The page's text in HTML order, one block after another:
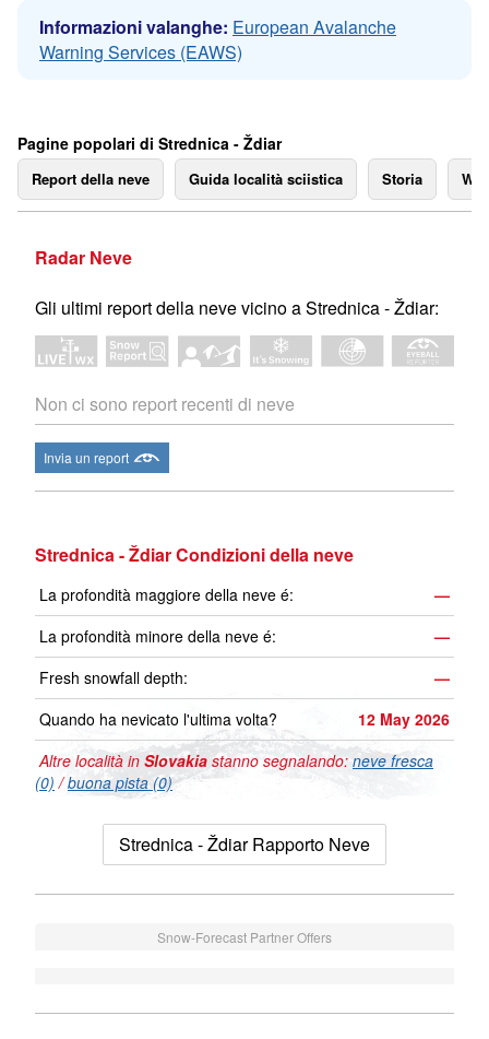
Informazioni valanghe: European Avalanche
Warning Services (EAWS)
Pagine popolari di Strednica - Ždiar
Report della neve Guida località sciistica Storia
Radar Neve
Gli ultimi report della neve vicino a Strednica - Ždiar:
Non ci sono report recenti di neve
Invia un report
Strednica - Ždiar Condizioni della neve
La profondità maggiore della neve é:
—
La profondità minore della neve é:
—
Fresh snowfall depth:
—
Quando ha nevicato l'ultima volta?
12 May 2026
Altre località in Slovakia stanno segnalando: neve fresca
(0) /buona pista (0)
Strednica - Ždiar Rapporto Neve
Snow-Forecast Partner Offers